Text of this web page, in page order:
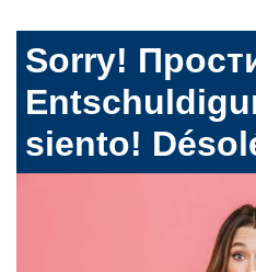
Sorry!
siento!